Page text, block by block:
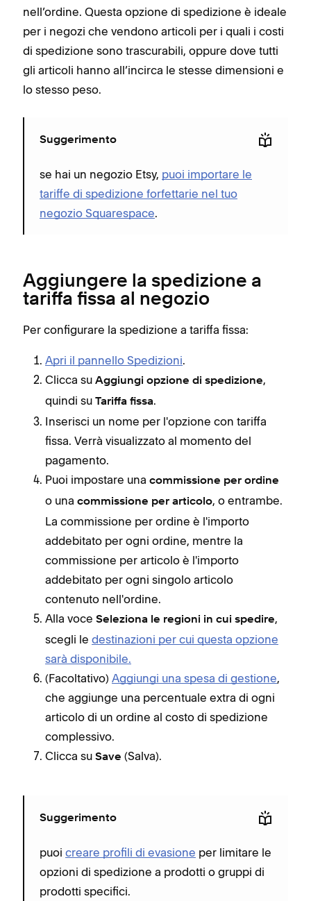
nell’ordine. Questa opzione di spedizione è ideale
per i negozi che vendono articoli per i quali i costi
di spedizione sono trascurabili, oppure dove tutti
gli articoli hanno all’incirca le stesse dimensioni e
lo stesso peso.
Suggerimento
se hai un negozio Etsy, puoi importare le
tariffe di spedizione forfettarie nel tuo
negozio Squarespace.
Aggiungere la spedizione a
tariffa fissa al negozio
Per configurare la spedizione a tariffa fissa:
Apri il pannello Spedizioni.
Clicca su Aggiungi opzione di spedizione,
quindi su Tariffa fissa.
Inserisci un nome per l'opzione con tariffa
fissa. Verrà visualizzato al momento del
pagamento.
Puoi impostare una commissione per ordine
o una commissione per articolo, o entrambe.
La commissione per ordine è l'importo
addebitato per ogni ordine, mentre la
commissione per articolo è l'importo
addebitato per ogni singolo articolo
contenuto nell'ordine.
Alla voce Seleziona le regioni in cui spedire,
scegli le destinazioni per cui questa opzione
sarà disponibile.
(Facoltativo) Aggiungi una spesa di gestione,
che aggiunge una percentuale extra di ogni
articolo di un ordine al costo di spedizione
complessivo.
Clicca su Save (Salva).
Suggerimento
puoi creare profili di evasione per limitare le
opzioni di spedizione a prodotti o gruppi di
prodotti specifici.